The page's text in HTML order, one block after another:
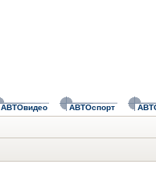
АВТОвидео АВТОспорт